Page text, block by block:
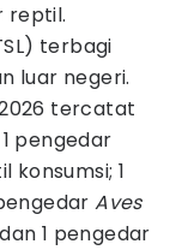
reptil.
terbagi
luar negeri.
tercatat
pengedar
1
Aves
1 pengedar